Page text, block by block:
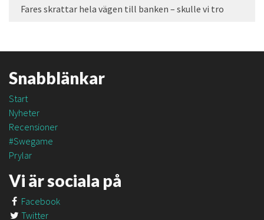
Fares skrattar hela vägen till banken – skulle vi tro
Snabblänkar
Start
Nyheter
Recensioner
#Swegame
Prylar
Vi är sociala på
Facebook
Twitter